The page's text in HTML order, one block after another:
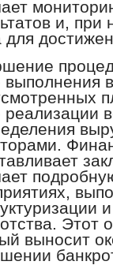
и, при
для
выполнения
реализации
Этот
выносит